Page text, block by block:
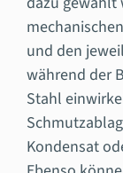
und den
während der
Stahl
Kondensat